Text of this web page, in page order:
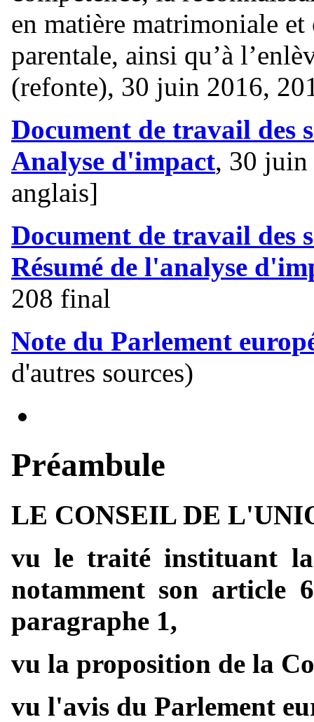
en matière matrimoniale
parentale, ainsi qu’à
(refonte), 30 juin 2016,
Document de travail des
Analyse d'impact, 30
anglais]
Document de travail des
Résumé de l'analyse
208 final
Note du Parlement
d'autres sources)
Préambule
LE CONSEIL DE
vu le traité instituant la
notamment son article
paragraphe 1,
vu la proposition de la
vu l'avis du Parlement